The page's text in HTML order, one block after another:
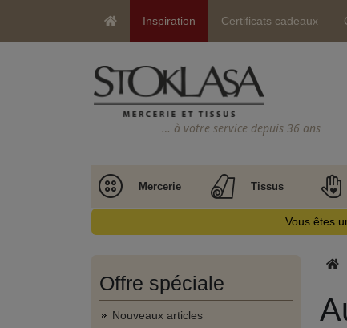
Inspiration Certificats cadeaux
… à votre service depuis 36 ans
Mercerie Tissus
Vous êtes
Offre spéciale
Nouveaux articles